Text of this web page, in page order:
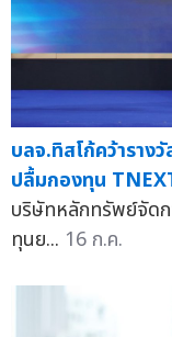
บลจ.ทิสโก้คว้าราง
ปลื้มกองทุน
บริษัทหลักทรัพย์จัดก
ทุนย... 16 ก.ค.